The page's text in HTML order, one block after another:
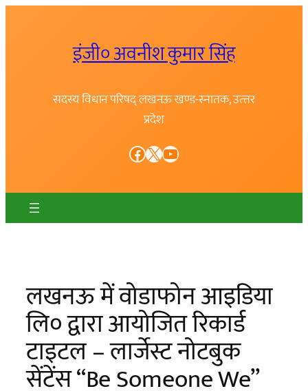
इंजी० अवनीश कुमार सिंह
सदस्य विधान परिषद् लखनऊ खण्ड-स्नातक, उत्त्तर
प्रदेश
Facebook X YouTube
लखनऊ में वोडाफोन आइडिया
लि० द्वारा आयोजित रिकार्ड
टाइटल – लार्जेस्ट नोटबुक
सेंटेंस “Be Someone We”